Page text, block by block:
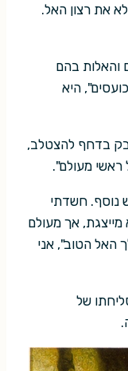
את רצון האל.
והאלות בהם
היא
בדחף להצטלב,
ראשי מעולם".
נוסף. חשדתי
אך מעולם
האל הטוב", אני
של